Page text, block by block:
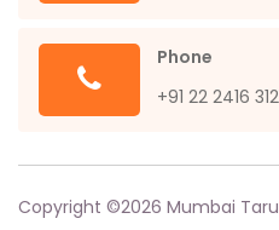
Phone
+91 22 2416
Copyright ©2026 Mumbai